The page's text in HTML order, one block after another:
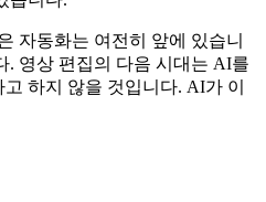
자동화는 여전히 앞에 있습니
. 영상 편집의 다음 시대는 AI를
하지 않을 것입니다. AI가 이